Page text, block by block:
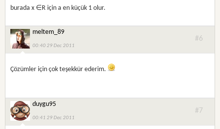
burada x ∈R için a en küçük 1 olur.
meltem_89
00:40 29 Dec 2011
#6
Çözümler için çok teşekkür ederim.
duygu95
00:41 29 Dec 2011
#7